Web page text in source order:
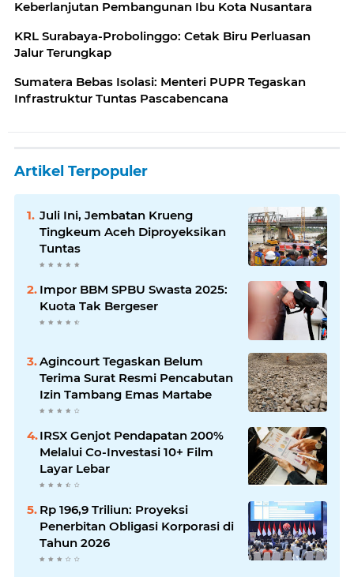
Keberlanjutan Pembangunan Ibu Kota Nusantara
KRL Surabaya-Probolinggo: Cetak Biru Perluasan
Jalur Terungkap
Sumatera Bebas Isolasi: Menteri PUPR Tegaskan
Infrastruktur Tuntas Pascabencana
Artikel Terpopuler
Juli Ini, Jembatan Krueng
Tingkeum Aceh Diproyeksikan
Tuntas
Impor BBM SPBU Swasta 2025:
Kuota Tak Bergeser
Agincourt Tegaskan Belum
Terima Surat Resmi Pencabutan
Izin Tambang Emas Martabe
IRSX Genjot Pendapatan 200%
Melalui Co-Investasi 10+ Film
Layar Lebar
Rp 196,9 Triliun: Proyeksi
Penerbitan Obligasi Korporasi di
Tahun 2026